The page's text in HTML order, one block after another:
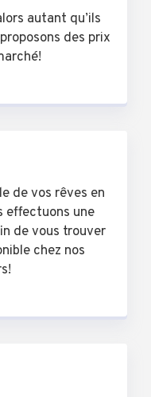
autant qu’ils
des prix
de vos rêves en
effectuons une
de vous trouver
chez nos